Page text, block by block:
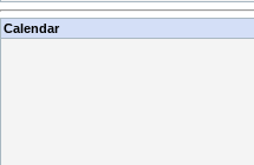
Calendar